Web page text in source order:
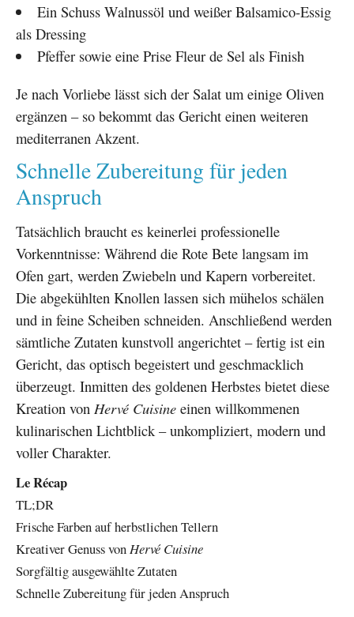
Ein Schuss Walnussöl und weißer Balsamico-Essig
als Dressing
Pfeffer sowie eine Prise Fleur de Sel als Finish
Je nach Vorliebe lässt sich der Salat um einige Oliven
ergänzen – so bekommt das Gericht einen weiteren
mediterranen Akzent.
Schnelle Zubereitung für jeden
Anspruch
Tatsächlich braucht es keinerlei professionelle
Vorkenntnisse: Während die Rote Bete langsam im
Ofen gart, werden Zwiebeln und Kapern vorbereitet.
Die abgekühlten Knollen lassen sich mühelos schälen
und in feine Scheiben schneiden. Anschließend werden
sämtliche Zutaten kunstvoll angerichtet – fertig ist ein
Gericht, das optisch begeistert und geschmacklich
überzeugt. Inmitten des goldenen Herbstes bietet diese
Kreation von Hervé Cuisine einen willkommenen
kulinarischen Lichtblick – unkompliziert, modern und
voller Charakter.
Le Récap
TL;DR
Frische Farben auf herbstlichen Tellern
Kreativer Genuss vonHervé Cuisine
Sorgfältig ausgewählte Zutaten
Schnelle Zubereitung für jeden Anspruch